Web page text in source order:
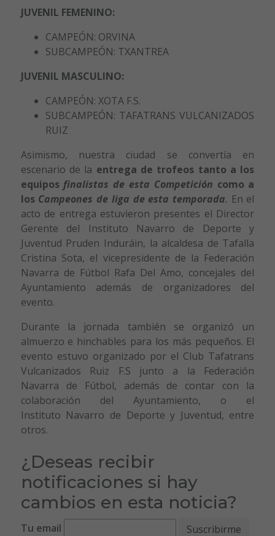
JUVENIL FEMENINO:
CAMPEÓN: ORVINA
SUBCAMPEÓN: TXANTREA
JUVENIL MASCULINO:
CAMPEÓN: XOTA F.S.
SUBCAMPEÓN: TAFATRANS VULCANIZADOS
RUIZ
Asimismo, nuestra ciudad se convertía en
escenario de la entrega de trofeos tanto a los
equipos finalistas de esta Competición como a
los Campeones de liga de esta temporada. En el
acto de entrega estuvieron presentes el Director
Gerente del Instituto Navarro de Deporte y
Juventud Pruden Induráin, la alcaldesa de Tafalla
Cristina Sota, el vicepresidente de la Federación
Navarra de Fútbol Rafa Del Amo, concejales del
Ayuntamiento además de organizadores del
evento.
Durante la jornada también se organizó un
almuerzo e hinchables para los más pequeños. El
evento estuvo organizado por el Club Tafatrans
Vulcanizados Ruiz F.S junto a la Federación
Navarra de Fútbol, además de contar con la
colaboración del Ayuntamiento, o el
Instituto Navarro de Deporte y Juventud, entre
otros.
¿Deseas recibir
notificaciones si hay
cambios en esta noticia?
Tu email